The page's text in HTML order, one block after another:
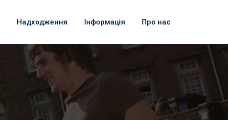
Надходження Інформація Про нас